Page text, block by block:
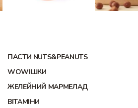
ПАСТИ NUTS&PEANUTS
WOWІШКИ
ЖЕЛЕЙНИЙ МАРМЕЛАД
ВІТАМІНИ